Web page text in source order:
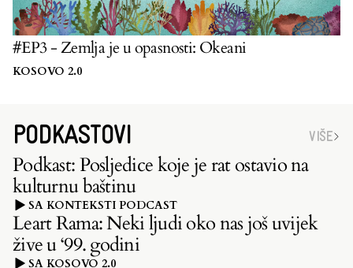
#EP3 - Zemlja je u opasnosti: Okeani
KOSOVO 2.0
PODKASTOVI VIŠE
Podkast: Posljedice koje je rat ostavio na
kulturnu baštinu
SA KONTEKSTI PODCAST
Leart Rama: Neki ljudi oko nas još uvijek
žive u ‘99. godini
SA KOSOVO 2.0